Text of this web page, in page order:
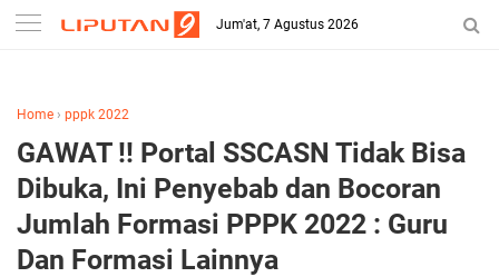
-->
Jum'at, 7 Agustus 2026
Home › pppk 2022
GAWAT !! Portal SSCASN Tidak Bisa
Dibuka, Ini Penyebab dan Bocoran
Jumlah Formasi PPPK 2022 : Guru
Dan Formasi Lainnya